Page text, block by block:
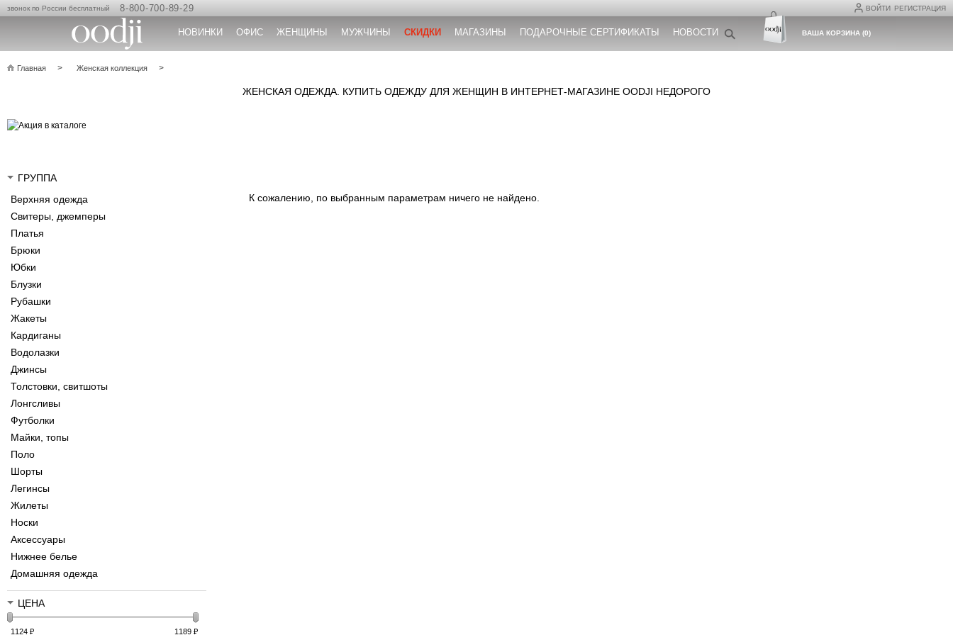
ВОЙТИ РЕГИСТРАЦИЯ
звонок по России бесплатный 8-800-700-89-29
НОВИНКИ ОФИС ЖЕНЩИНЫ МУЖЧИНЫ СКИДКИ МАГАЗИНЫ ПОДАРОЧНЫЕ СЕРТИФИКАТЫ НОВОСТИ ВАША КОРЗИНА(0)
Главная Женская коллекция
ЖЕНСКАЯ ОДЕЖДА. КУПИТЬ ОДЕЖДУ ДЛЯ ЖЕНЩИН В ИНТЕРНЕТ-МАГАЗИНЕ OODJI НЕДОРОГО
ГРУППА
Верхняя одежда
Свитеры, джемперы
Платья
Брюки
Юбки
Блузки
Рубашки
Жакеты
Кардиганы
Водолазки
Джинсы
Толстовки, свитшоты
Лонгсливы
Футболки
Майки, топы
Поло
Шорты
Легинсы
Жилеты
Носки
Аксессуары
Нижнее белье
Домашняя одежда
ЦЕНА
1124 ₽ 1189₽
К сожалению, по выбранным параметрам ничего не найдено.